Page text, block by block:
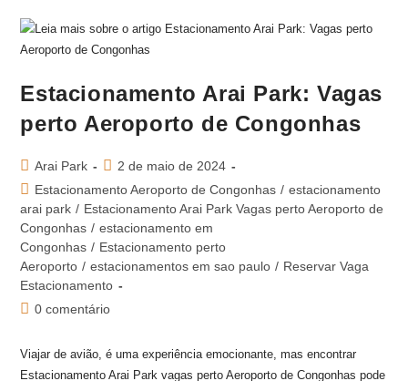
Estacionamento Arai Park: Vagas
perto Aeroporto de Congonhas
Arai Park
2 de maio de 2024
Estacionamento Aeroporto de Congonhas / estacionamento
arai park / Estacionamento Arai Park Vagas perto Aeroporto de
Congonhas / estacionamento em
Congonhas / Estacionamento perto
Aeroporto / estacionamentos em sao paulo / Reservar Vaga
Estacionamento
0 comentário
Viajar de avião, é uma experiência emocionante, mas encontrar
Estacionamento Arai Park vagas perto Aeroporto de Congonhas pode